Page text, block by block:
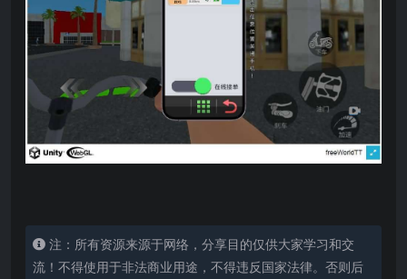
注：所有资源来源于网络，分享目的仅供大家学习和交
流！不得使用于非法商业用途，不得违反国家法律。否则后